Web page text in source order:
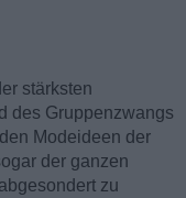
stärksten
des Gruppenzwangs
Modeideen der
der ganzen
zu